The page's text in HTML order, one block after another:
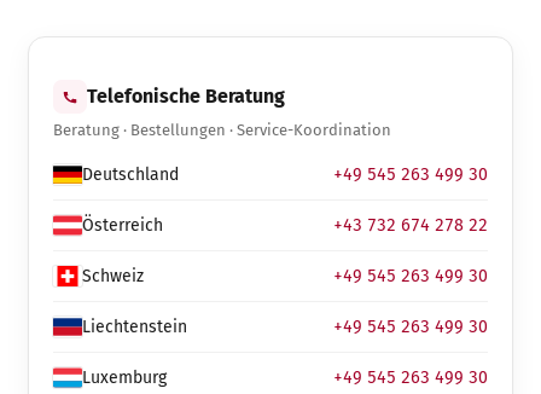
Telefonische Beratung
Beratung · Bestellungen · Service-Koordination
Deutschland +49 545 263 499 30
Österreich +43 732 674 278 22
Schweiz +49 545 263 499 30
Liechtenstein +49 545 263 499 30
Luxemburg +49 545 263 499 30